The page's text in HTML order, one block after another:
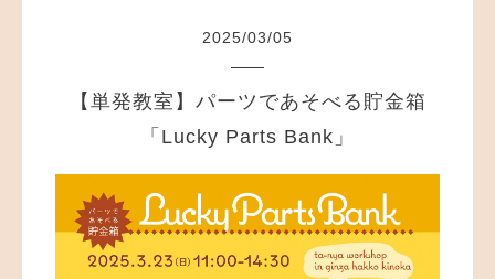
2025/03/05
【単発教室】パーツであそべる貯金箱
「Lucky Parts Bank」